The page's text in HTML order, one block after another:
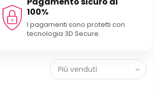
100%
I pagamenti sono protetti con
tecnologia 3D Secure.
Più venduti